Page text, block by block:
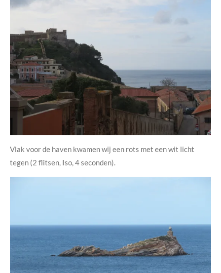
Vlak voor de haven kwamen wij een rots met een wit licht
tegen (2 flitsen, Iso, 4 seconden).